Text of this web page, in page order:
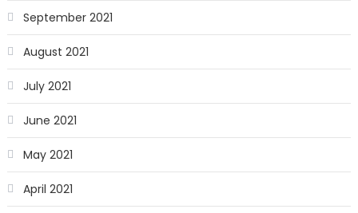
September 2021
August 2021
July 2021
June 2021
May 2021
April 2021